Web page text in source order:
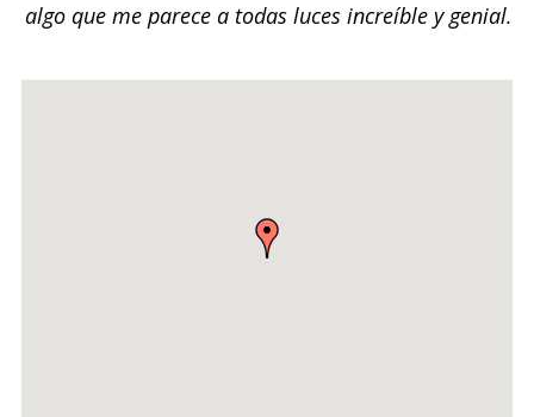
algo que me parece a todas luces increíble y genial.